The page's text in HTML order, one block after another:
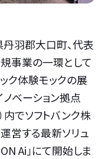
羽郡大口町、代表
事業の一環として
ク体験モックの展
ベーション拠点
内でソフトバンク株
運営する最新ソリュ
Ai」にて開始しま